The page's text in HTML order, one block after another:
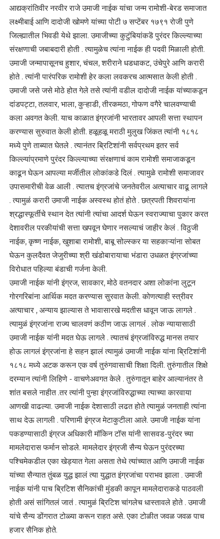
आद्यक्रांतिवीर नरवीर राजे उमाजी नाईक यांचा जन्म रामोशी-बेरड समाजात
लक्ष्मीबाई आणि दादोजी खोमणे यांच्या पोटी ७ सप्टेंबर १७९१ रोजी पुणे
जिल्ह्यातील भिवडी येथे झाला. उमाजीच्या कुटुंबियांकडॆ पुरंदर किल्ल्याच्या
संरक्षणाची जबाबदारी होती . त्यामुळेच त्यांना नाईक ही पदवी मिळाली होती.
उमाजी जन्मापासूनच हुशार, चंचल, शरीराने धडधाकट, उंचेपुरे आणि करारी
होते . त्यांनी पारंपरिक रामोशी हेर कला लवकरच आत्मसात केली होती .
उमाजी जसे जसे मोठे होत गेले तसे त्यांनी वडील दादोजी नाईक यांच्याकडून
दांडपट्टा, तलवार, भाला, कुऱ्हाडी, तीरकमठा, गोफण वगैरे चालवण्याची
कला अवगत केली. याच काळात इंग्रजांनी भारतावर आपली सत्ता स्थापन
करण्यास सुरुवात केली होती. हळूहळू मराठी मुलुख जिंकत त्यांनी १८१८
मध्ये पुणे ताब्यात घेतले . त्यानंतर ब्रिटिशांनी सर्वप्रथम इतर सर्व
किल्ल्यांप्रमाणे पुरंदर किल्ल्याच्या संरक्षणाचं काम रामोशी समाजाकडून
काढून घेऊन आपल्या मर्जीतील लोकांकडे दिलं . त्यामुळे रामोशी समाजावर
उपासमारीची वेळ आली . त्यातच इंग्रजांचे जनतेवरील अत्याचार वाढू लागले
. त्यामुळं करारी उमाजी नाईक अस्वस्थ होतं होते . छत्रपती शिवरायांना
श्रद्धास्फूर्तीचे स्थान देत त्यांनी त्यांचा आदर्श घेऊन स्वराज्याचा पुकार करत
देशावरील परकीयांची सत्ता खपवून घेणार नसल्याचं जाहीर केलं . विठुजी
नाईक, कृष्ण नाईक, खुशाबा रामोशी, बाबू सोल्स्कर या सहकाऱ्यांना सोबत
घेऊन कुलदैवत जेजुरीच्या श्री खंडोबारायाचा भंडारा उधळत इंग्रजांच्या
विरोधात पहिल्या बंडाची गर्जना केली.
उमाजी नाईक यांनी इंग्रज, सावकार, मोठे वतनदार अशा लोकांना लुटून
गोरगरिबांना आर्थिक मदत करण्यास सुरवात केली. कोणत्याही स्त्रीवर
अत्याचार , अन्याय झाल्यास ते भावासारखे मदतीस धावून जाऊ लागले .
त्यामुळं इंग्रजांना राज्य चालवणं कठीण जाऊ लागलं . लोक न्यायासाठी
उमाजी नाईक यांनी मदत घेऊ लागले . त्यातचं इंग्रजांविरुद्ध मानस तयार
होऊ लागलं इंग्रजांना हे सहन झालं त्यामुळं उमाजी नाईक यांना ब्रिटिशांनी
१८१८ मध्ये अटक करून एक वर्ष तुरुंगवासाची शिक्षा दिली. तुरुंगातील शिक्षे
दरम्यान त्यांनी लिहिणे - वाचणेअवगत केले . तुरुंगातून बाहेर आल्यानंतर ते
शांत बसले नाहीत .तर त्यांनी पुन्हा इंग्रजांविरुद्धाच्या त्याच्या कारवाया
आणखी वाढल्या. उमाजी नाईक देशासाठी लढत होते त्यामुळं जनताही त्यांना
साथ देऊ लागली . परिणामी इंग्रज मेटाकुटीला आले. उमाजी नाईक यांना
पकडण्यासाठी इंग्रज अधिकारी मॉकिन टॉस यांनी सासवड-पुरंदर च्या
मामलेदारास फर्मान सोडले. मामलेदार इंग्रजी सैन्य घेऊन पुरंदरच्या
पश्चिमेकडील एका खेड्यात गेला असता तेथे त्यांच्यात आणि उमाजी नाईक
यांच्या सैन्यात तुंबळ युद्ध झालं त्या युद्धात इंग्रजांचा पराभव झाला . उमाजी
नाईक यांनी पाच ब्रिटिश सैनिकांची मुंडकी कापून मामलेदाराकडे पाठवली
होती असं सांगितलं जातं . त्यामुळं ब्रिटिश चांगलेच धास्तावले होते . उमाजी
यांचे सैन्य डोंगरात टोळ्या करून राहत असे. एका टोळीत जवळ जवळ पाच
हजार सैनिक होते.